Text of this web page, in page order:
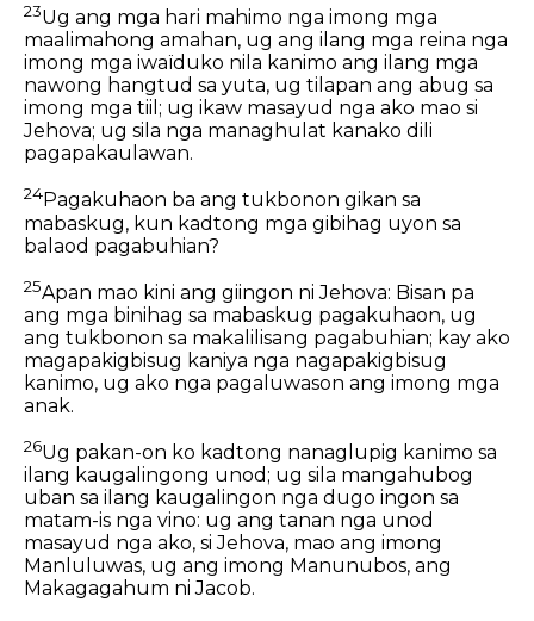
23Ug ang mga hari mahimo nga imong mga
maalimahong amahan, ug ang ilang mga reina nga
imong mga iwaïduko nila kanimo ang ilang mga
nawong hangtud sa yuta, ug tilapan ang abug sa
imong mga tiil; ug ikaw masayud nga ako mao si
Jehova; ug sila nga managhulat kanako dili
pagapakaulawan.
24Pagakuhaon ba ang tukbonon gikan sa
mabaskug, kun kadtong mga gibihag uyon sa
balaod pagabuhian?
25Apan mao kini ang giingon ni Jehova: Bisan pa
ang mga binihag sa mabaskug pagakuhaon, ug
ang tukbonon sa makalilisang pagabuhian; kay ako
magapakigbisug kaniya nga nagapakigbisug
kanimo, ug ako nga pagaluwason ang imong mga
anak.
26Ug pakan-on ko kadtong nanaglupig kanimo sa
ilang kaugalingong unod; ug sila mangahubog
uban sa ilang kaugalingon nga dugo ingon sa
matam-is nga vino: ug ang tanan nga unod
masayud nga ako, si Jehova, mao ang imong
Manluluwas, ug ang imong Manunubos, ang
Makagagahum ni Jacob.